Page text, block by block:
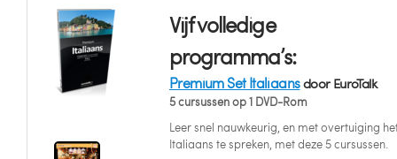
Vijf volledige
programma’s:
Premium Set Italiaansdoor EuroTalk
5 cursussen op 1 DVD-Rom
Leer snel nauwkeurig, en met overtuiging
Italiaans te spreken, met deze 5 cursussen.